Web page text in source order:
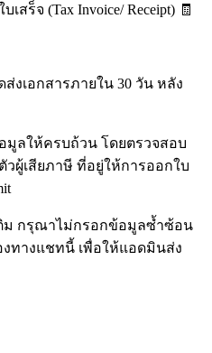
ร็จ (Tax Invoice/ Receipt) 🧾
ส่งเอกสารภายใน 30 วัน หลัง
ลให้ครบถ้วน โดยตรวจสอบ
ผู้เสียภาษี ที่อยู่ให้การออกใบ
ม กรุณาไม่กรอกข้อมูลซ้ำซ้อน
ทางแชทนี้ เพื่อให้แอดมินส่ง